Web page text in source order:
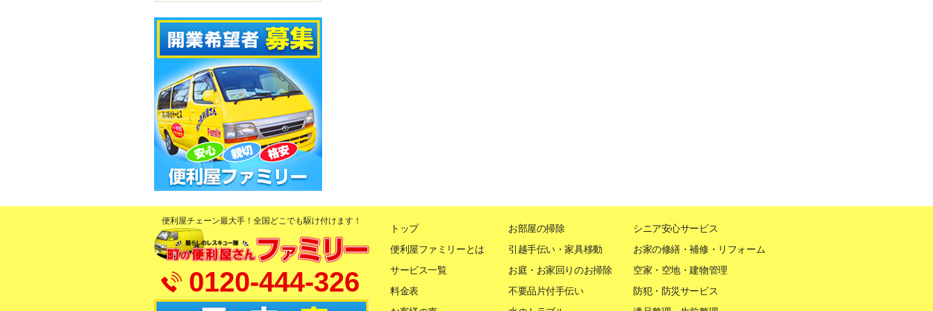
便利屋チェーン最大手！全国どこでも駆け付けます！
0120-444-326
トップ
便利屋ファミリーとは
サービス一覧
料金表
お部屋の掃除
引越手伝い・家具移動
お庭・お家回りのお掃除
不要品片付手伝い
シニア安心サービス
お家の修繕・補修・リフォーム
空家・空地・建物管理
防犯・防災サービス